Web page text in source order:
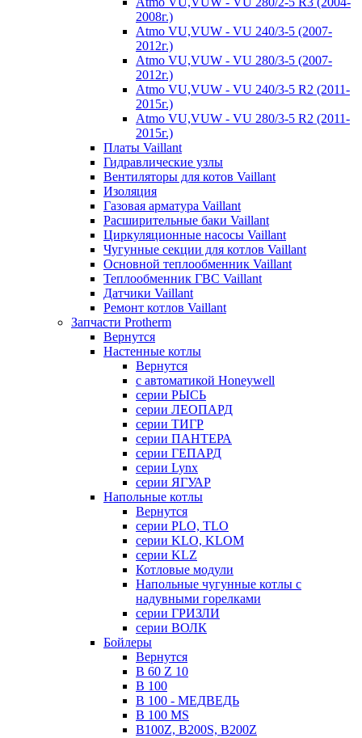
2008г.)
Atmo VU,VUW - VU 240/3-5 (2007-
2012г.)
Atmo VU,VUW - VU 280/3-5 (2007-
2012г.)
Atmo VU,VUW - VU 240/3-5 R2 (2011-
2015г.)
Atmo VU,VUW - VU 280/3-5 R2 (2011-
2015г.)
Платы Vaillant
Гидравлические узлы
Вентиляторы для котов Vaillant
Изоляция
Газовая арматура Vaillant
Расширительные баки Vaillant
Циркуляционные насосы Vaillant
Чугунные секции для котлов Vaillant
Основной теплообменник Vaillant
Теплообменник ГВС Vaillant
Датчики Vaillant
Ремонт котлов Vaillant
Запчасти Protherm
Вернутся
Настенные котлы
Вернутся
с автоматикой Honeywell
серии РЫСЬ
серии ЛЕОПАРД
серии ТИГР
серии ПАНТЕРА
серии ГЕПАРД
серии Lynx
серии ЯГУАР
Напольные котлы
Вернутся
серии PLO, TLO
серии KLO, KLOM
серии KLZ
Котловые модули
Напольные чугунные котлы с
надувными горелками
серии ГРИЗЛИ
серии ВОЛК
Бойлеры
Вернутся
B 60 Z 10
B 100
B 100 - МЕДВЕДЬ
B 100 MS
B100Z, B200S, B200Z